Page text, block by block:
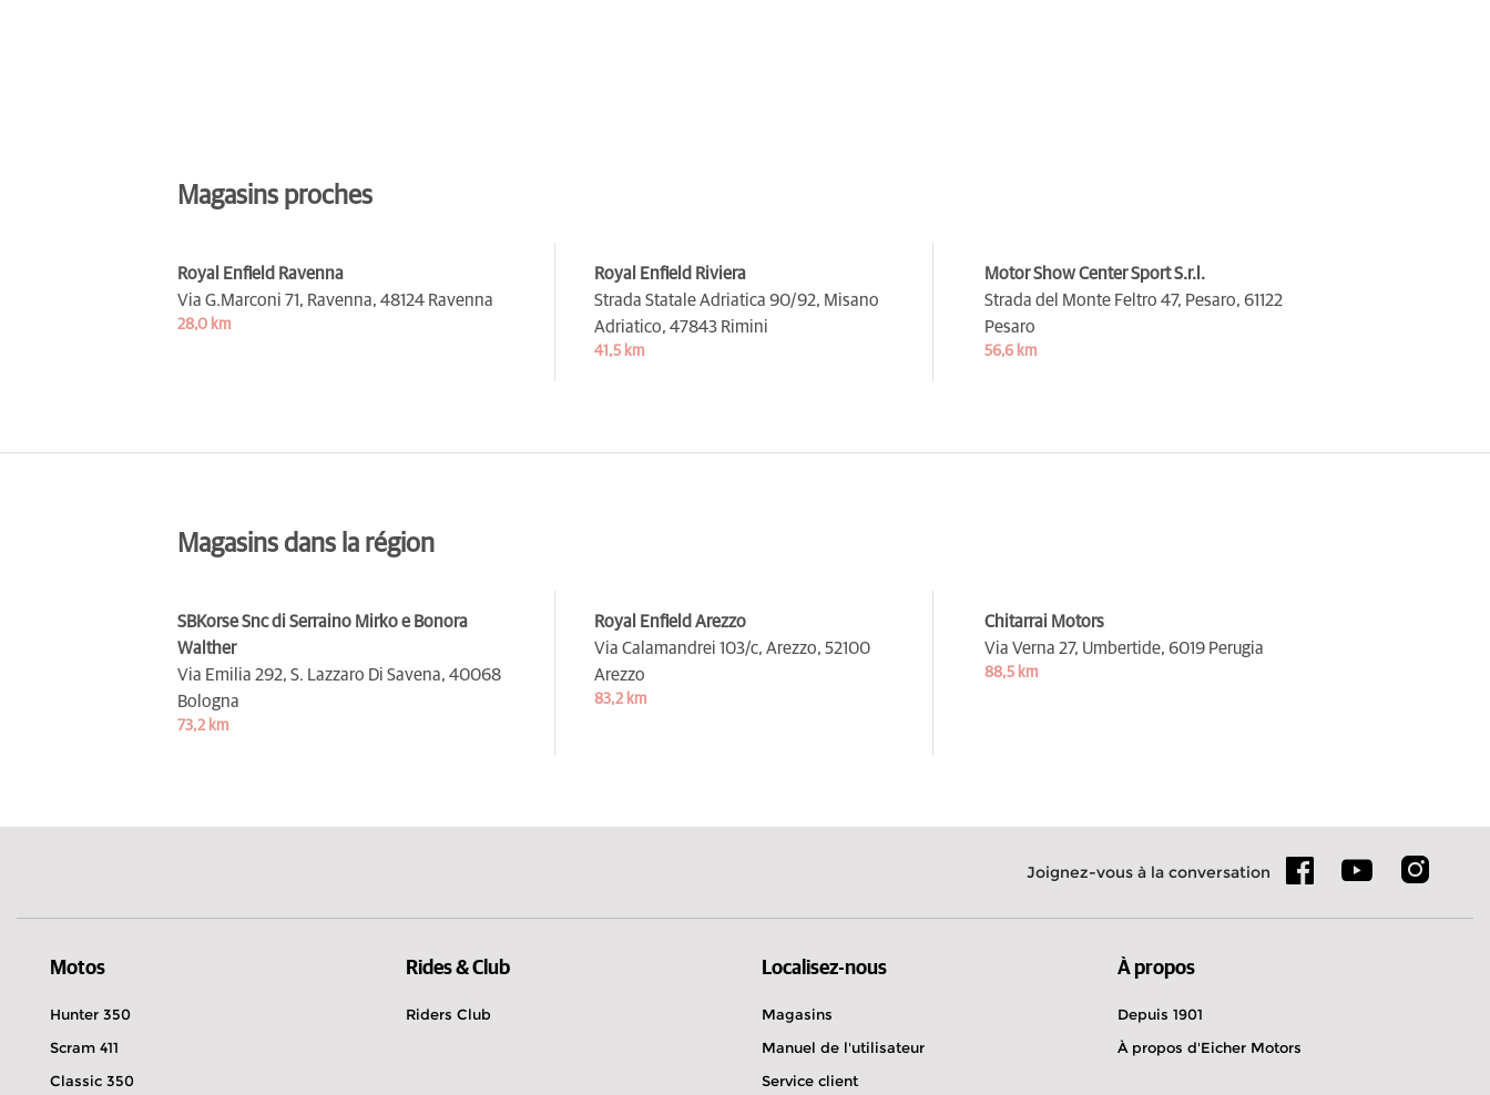
Magasins proches
Royal Enfield Ravenna
Via G.Marconi 71, Ravenna, 48124 Ravenna
28,0 km
Royal Enfield Riviera
Strada Statale Adriatica 90/92, Misano
Adriatico, 47843 Rimini
41,5 km
Motor Show Center Sport S.r.l.
Strada del Monte Feltro 47, Pesaro, 61122
Pesaro
56,6 km
Magasins dans la région
SBKorse Snc di Serraino Mirko e Bonora
Walther
Via Emilia 292, S. Lazzaro Di Savena, 40068
Bologna
73,2 km
Royal Enfield Arezzo
Via Calamandrei 103/c, Arezzo, 52100
Arezzo
83,2 km
Chitarrai Motors
Via Verna 27, Umbertide, 6019 Perugia
88,5 km
Joignez-vous à la conversation
Motos
Hunter 350
Scram 411
Classic 350
Rides & Club
Riders Club
Localisez-nous
Magasins
Manuel de l'utilisateur
Service client
À propos
Depuis 1901
À propos d'Eicher Motors